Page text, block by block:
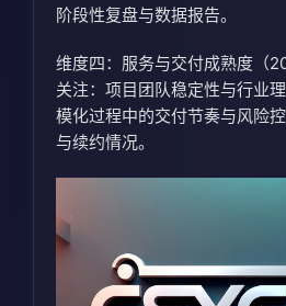
阶段性复盘与数据报告。
维度四：服务与交付成熟度（20
关注：项目团队稳定性与行业
模化过程中的交付节奏与风险
与续约情况。